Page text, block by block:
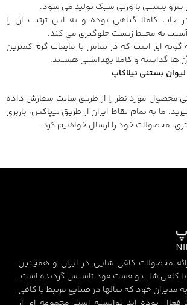
سرو بستنی با وزنی سبک تولید می شود.
چاپ کاملا گیاهی بوده و به این ترتیب آن را
آسیب به محیط زیست جلوگیری می کند.
ای است که در تماس با مایعات گرم کمترین
ها گذاشته و کاملا بهداشتی هستند.
بستنی نیلاکاپ
محصول مورد نظر را از طریق سایت سفارش داده
ما به تمام نقاط ایران از طریق تیپاکس، باربری
محصولات خود را ارسال خواهیم کرد.
محصولات کافی شاپی در ایران و همچنین
با کافی شاپ و فست فود تاسیس گردیده است.
مدیران خود که سالها در صنایع مرتبط با کافی